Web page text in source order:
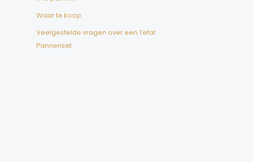
Waar te koop
Veelgestelde vragen over een Tefal
Pannenset